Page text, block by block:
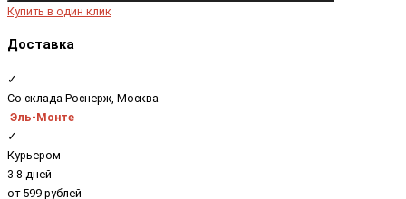
Купить в один клик
Доставка
✓
Со склада Роснерж, Москва
Эль-Монте
✓
Курьером
3-8 дней
от 599 рублей